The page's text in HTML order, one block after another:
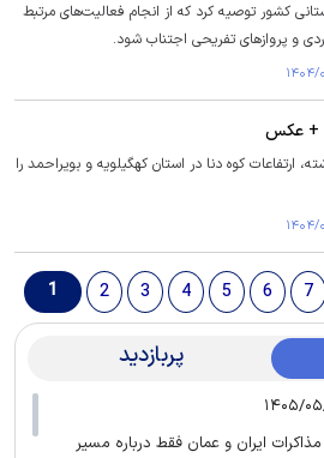
کشور توصیه کرد که از انجام فعالیت‌های مرتبط
و پرواز‌های تفریحی اجتناب شود.
+ عکس
ارتفاعات کوه دنا در استان کهگیلویه و بویراحمد را
1 2 3 4 5 6 7
پربازدید
ایران و عمان فقط درباره مسیر